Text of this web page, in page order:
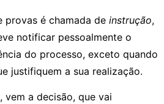
provas é chamada de instrução,
notificar pessoalmente o
do processo, exceto quando
justifiquem a sua realização.
, vem a decisão, que vai